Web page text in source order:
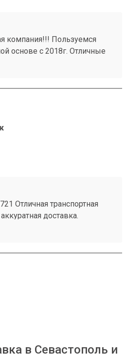
компания!!! Пользуемся
основе с 2018г. Отличные
грузов. Даже присылают
Отличная транспортная
доставка.
в Севастополь и